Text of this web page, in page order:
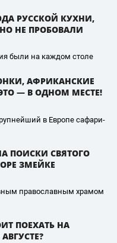
РУССКОЙ КУХНИ,
НЕ ПРОБОВАЛИ
были на каждом столе
АФРИКАНСКИЕ
— В ОДНОМ МЕСТЕ!
в Европе сафари-
ПОИСКИ СВЯТОГО
ЗМЕЙКЕ
православным храмом
ПОЕХАТЬ НА